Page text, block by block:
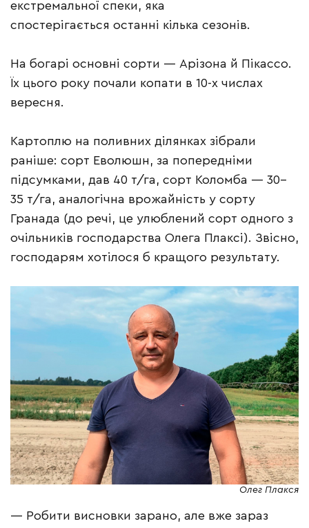
екстремальної спеки, яка
спостерігається останні кілька сезонів.
На богарі основні сорти — Арізона й Пікассо.
Їх цього року почали копати в 10-х числах
вересня.
Картоплю на поливних ділянках зібрали
раніше: сорт Еволюшн, за попередніми
підсумками, дав 40 т/га, сорт Коломба — 30–
35 т/га, аналогічна врожайність у сорту
Гранада (до речі, це улюблений сорт одного з
очільників господарства Олега Плаксі). Звісно,
господарям хотілося б кращого результату.
Олег Плакся
— Робити висновки зарано, але вже зараз